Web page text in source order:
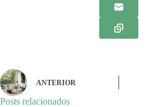
ANTERIOR
Posts relacionados